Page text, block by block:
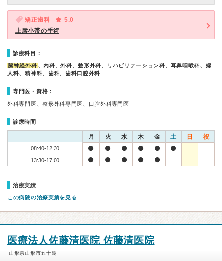
矯正歯科
5.0
上唇小帯の手術
診療科目：
脳神経外科 、内科、外科、整形外科、リハビリテーション科、耳鼻咽喉科、婦
人科、精神科、歯科、歯科口腔外科
専門医・資格：
外科専門医、整形外科専門医、口腔外科専門医
診療時間
月 火 水 木 金 土 日 祝
08:40-12:30
13:30-17:00
治療実績
この病院の治療実績を見る
医療法人佐藤清医院 佐藤清医院
山形県山形市五十鈴